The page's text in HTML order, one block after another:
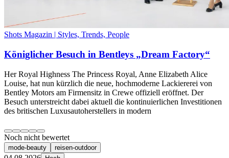
Shots Magazin | Styles, Trends, People
Königlicher Besuch in Bentleys „Dream Factory“
Her Royal Highness The Princess Royal, Anne Elizabeth Alice
Louise, hat nun kürzlich die neue, hochmoderne Lackiererei von
Bentley Motors am Firmensitz in Crewe offiziell eröffnet. Der
Besuch unterstreicht dabei aktuell die kontinuierlichen Investitionen
des britischen Luxusautoherstellers in modern
Noch nicht bewertet
mode-beauty reisen-outdoor